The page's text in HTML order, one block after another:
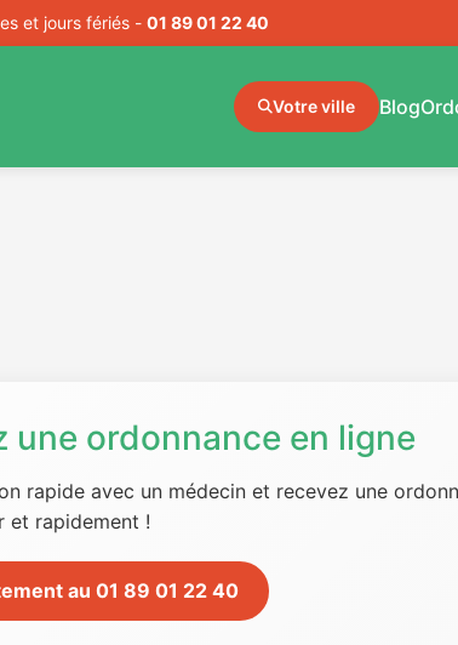
et jours fériés - 01 89 01 22 40
Votre ville Blog
une ordonnance en ligne
rapide avec un médecin et recevez une
et rapidement !
au 01 89 01 22 40